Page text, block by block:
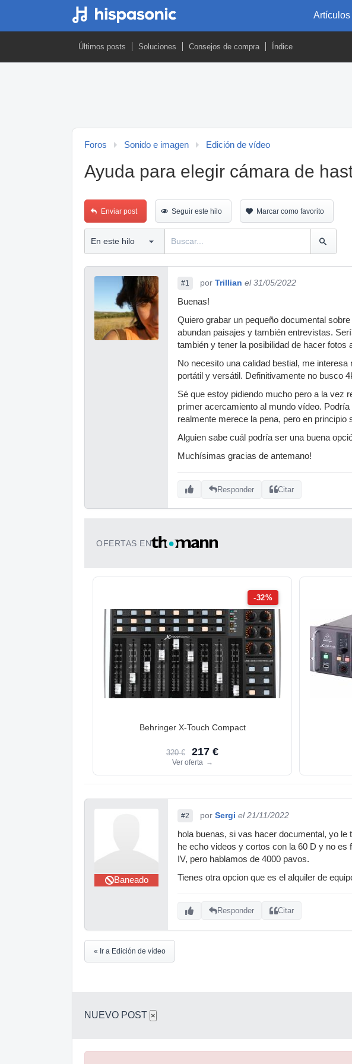
Artículos
Últimos posts Soluciones Consejos de compra Índice
Foros Sonido e imagen Edición de vídeo
Ayuda para elegir cámara de
Enviar post Seguir este hilo Marcar como favorito
#1 por Trillian el 31/05/2022
Buenas!
Quiero grabar un pequeño documental
abundan paisajes y también entrevistas.
también y tener la posibilidad de hacer fotos
No necesito una calidad bestial, me
portátil y versátil. Definitivamente no busco
Sé que estoy pidiendo mucho pero a la vez
primer acercamiento al mundo vídeo.
realmente merece la pena, pero en principio
Alguien sabe cuál podría ser una buena
Muchísimas gracias de antemano!
Responder Citar
OFERTAS EN
-32%
Behringer X-Touch Compact
320 € 217 €
Ver oferta →
Baneado
#2 por Sergi el 21/11/2022
hola buenas, si vas hacer documental, yo
he echo videos y cortos con la 60 D y no
IV, pero hablamos de 4000 pavos.
Tienes otra opcion que es el alquiler de
Responder Citar
« Ir a Edición de vídeo
NUEVO POST ×